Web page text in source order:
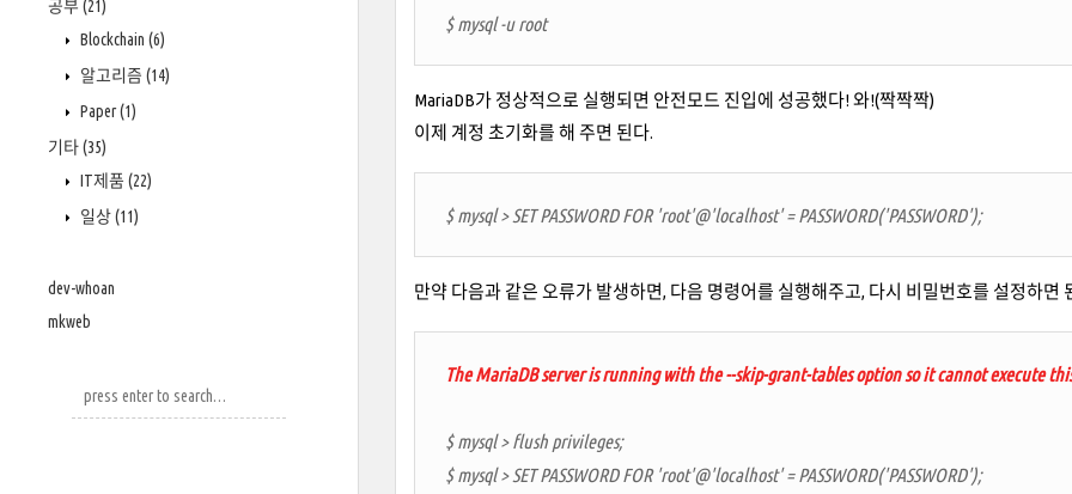
공부 (21)
Blockchain (6)
알고리즘 (14)
Paper(1)
기타(35)
IT제품 (22)
일상(11)
dev-whoan
mkweb
$ mysql -u root
MariaDB가 정상적으로 실행되면 안전모드 진입에 성공했다! 와!(짝짝짝)
이제 계정 초기화를 해 주면 된다.
$ mysql > SET PASSWORD FOR 'root'@'localhost' = PASSWORD('PASSWORD');
만약 다음과 같은 오류가 발생하면, 다음 명령어를 실행해주고, 다시 비밀번호를 설정하면
The MariaDB server is running with the --skip-grant-tables option so it cannot execute
$ mysql > flush privileges;
$ mysql > SET PASSWORD FOR 'root'@'localhost' = PASSWORD('PASSWORD');